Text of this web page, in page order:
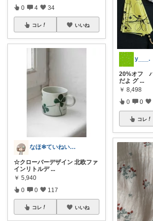
0 4 34
コレ いいね
なほ✻ていねいな暮らし
☆クローバーデザイン 北欧ファ
インリトルデ ...
￥ 5,940
0 0 117
コレ いいね
y___.
20%オフ
だよ グ ...
￥ 8,498
0 0
コレ